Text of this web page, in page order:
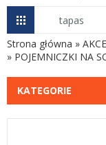
Strona główna »
» POJEMNICZKI NA
KATEGORIE